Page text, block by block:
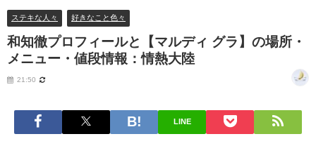
ステキな人々 好きなこと色々
和知徹プロフィールと【マルディ グラ】の場所・
メニュー・値段情報：情熱大陸
21:50
LINE